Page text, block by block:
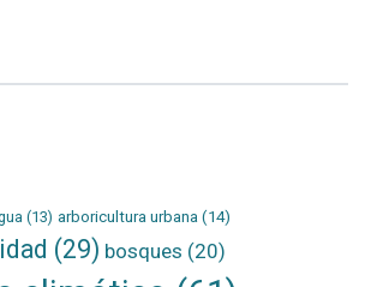
(13) arboricultura urbana(14)
(29) bosques (20)